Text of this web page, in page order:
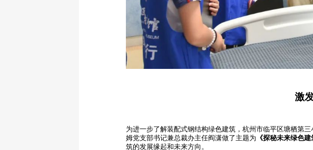
激
为进一步了解装配式钢结构绿色建筑，杭州市临平区塘栖第
姆党支部书记兼总裁办主任阎潇做了主题为 《探秘未来绿色建
筑的发展缘起和未来方向。